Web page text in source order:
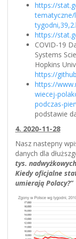
https://
https://
COVID-19
Systems
Hopkins
https://
https://
wiecej-
podczas-
podstawie
4. 2020-11-28
Nasz nastepny
danych dla
tys.
Kiedy oficjalne
umierają Polacy?”